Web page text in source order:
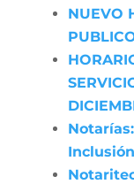
NUEVO